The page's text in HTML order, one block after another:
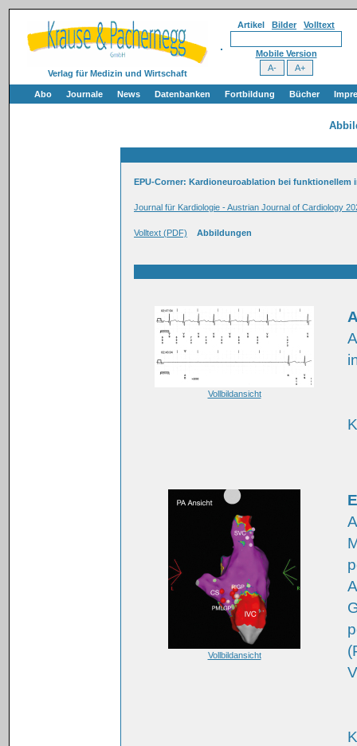
Verlag für Medizin und Wirtschaft
Artikel Bilder Volltext
Mobile Version
Abo Journale News Datenbanken Fortbildung Bücher
EPU-Corner: Kardioneuroablation bei funktionellem
Journal für Kardiologie - Austrian Journal of Cardiology
Volltext (PDF) Abbildungen
Vollbildansicht
Vollbildansicht